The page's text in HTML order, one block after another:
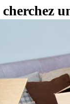
cherchez